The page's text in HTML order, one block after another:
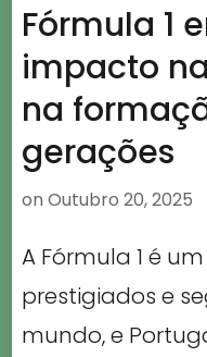
Fórmula 1
impacto
na
gerações
on Outubro 20, 2025
A Fórmula 1 é
prestigiados e
mundo, e